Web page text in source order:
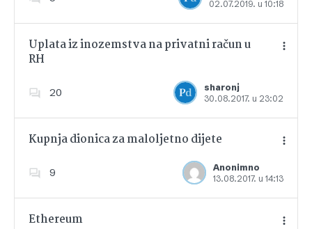
02.07.2019. u 10:18
Uplata iz inozemstva na privatni račun u
RH
20
sharonj
30.08.2017. u 23:02
Dodajte u favorite
Kupnja dionica za maloljetno dijete
9
Anonimno
13.08.2017. u 14:13
Dodajte u favorite
Ethereum